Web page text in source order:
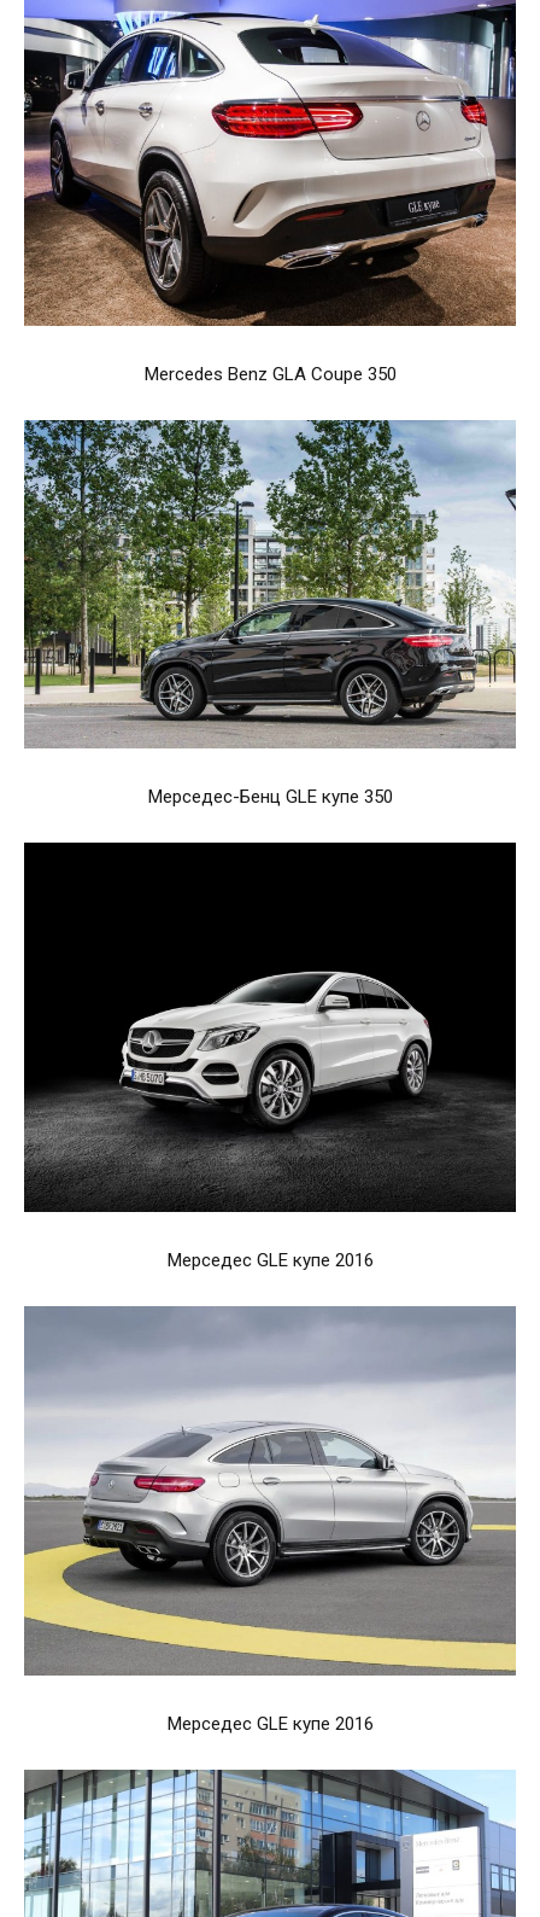
Mercedes Benz GLA Coupe 350
Мерседес-Бенц GLE купе 350
Мерседес GLE купе 2016
Мерседес GLE купе 2016